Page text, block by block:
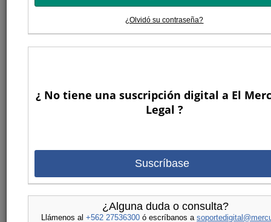
¿Olvidó su contraseña?
¿ No tiene una suscripción digital a El
Legal ?
Suscríbase
¿Alguna duda o consulta?
Llámenos al+562 27536300 ó escríbanos a